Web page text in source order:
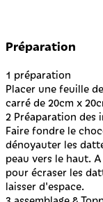
Préparation
1 préparation
Placer une feuille
carré de 20cm x
2 Préaparation des
Faire fondre le
dénoyauter les
peau vers le haut.
pour écraser les
laisser d'espace.